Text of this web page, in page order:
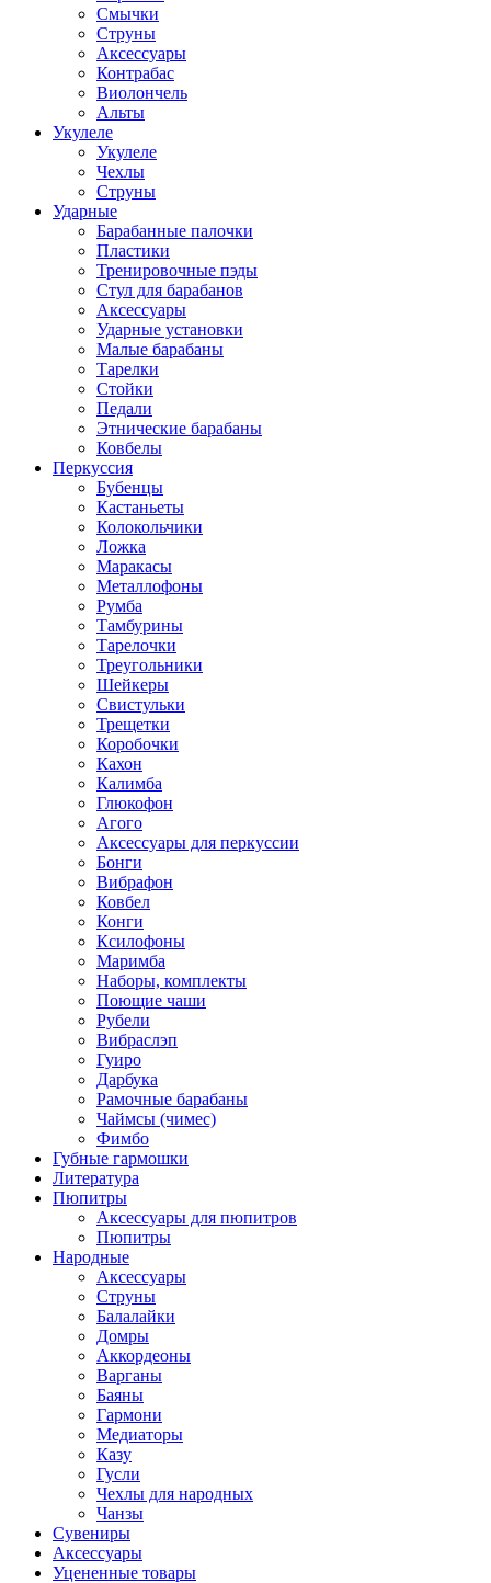
Смычки
Струны
Аксессуары
Контрабас
Виолончель
Альты
Укулеле
Укулеле
Чехлы
Струны
Ударные
Барабанные палочки
Пластики
Тренировочные пэды
Стул для барабанов
Аксессуары
Ударные установки
Малые барабаны
Тарелки
Стойки
Педали
Этнические барабаны
Ковбелы
Перкуссия
Бубенцы
Кастаньеты
Колокольчики
Ложка
Маракасы
Металлофоны
Румба
Тамбурины
Тарелочки
Треугольники
Шейкеры
Свистульки
Трещетки
Коробочки
Кахон
Калимба
Глюкофон
Агого
Аксессуары для перкуссии
Бонги
Вибрафон
Ковбел
Конги
Ксилофоны
Маримба
Наборы, комплекты
Поющие чаши
Рубели
Вибраслэп
Гуиро
Дарбука
Рамочные барабаны
Чаймсы (чимес)
Фимбо
Губные гармошки
Литература
Пюпитры
Аксессуары для пюпитров
Пюпитры
Народные
Аксессуары
Струны
Балалайки
Домры
Аккордеоны
Варганы
Баяны
Гармони
Медиаторы
Казу
Гусли
Чехлы для народных
Чанзы
Сувениры
Аксессуары
Уцененные товары